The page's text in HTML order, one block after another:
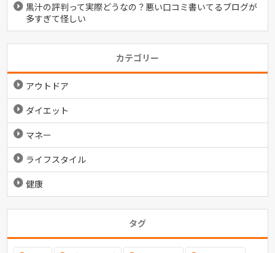
黒汁の評判って実際どうなの？悪い口コミ書いてるブログが
多すぎて怪しい
カテゴリー
アウトドア
ダイエット
マネー
ライフスタイル
健康
タグ